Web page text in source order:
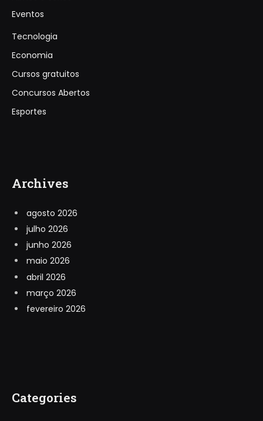
Eventos
Tecnologia
Economia
Cursos gratuitos
Concursos Abertos
Esportes
Archives
agosto 2026
julho 2026
junho 2026
maio 2026
abril 2026
março 2026
fevereiro 2026
Categories